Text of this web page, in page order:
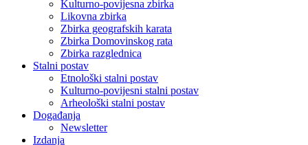
Kulturno-povijesna zbirka
Likovna zbirka
Zbirka geografskih karata
Zbirka Domovinskog rata
Zbirka razglednica
Stalni postav
Etnološki stalni postav
Kulturno-povijesni stalni postav
Arheološki stalni postav
Događanja
Newsletter
Izdanja